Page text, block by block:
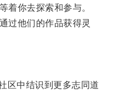
你去探索和参与。
他们的作品获得灵
中结识到更多志同道